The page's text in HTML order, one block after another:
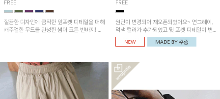
FREE
깔끔한 디자인에 큼직한 앞포켓 디테일을 더해
캐주얼한 무드를 완성한 썸머 코튼 반바지! 허
FREE
원단이 변경되어 재오픈되었어요~ 연그레이,
먹색 컬러가 추가되었고 뒷 포켓 디테일이 변
경되었습니다~가볍고 시원하게 착용되는 배
기통팬츠! 허리밴딩과 여유로운 통으로 편안해